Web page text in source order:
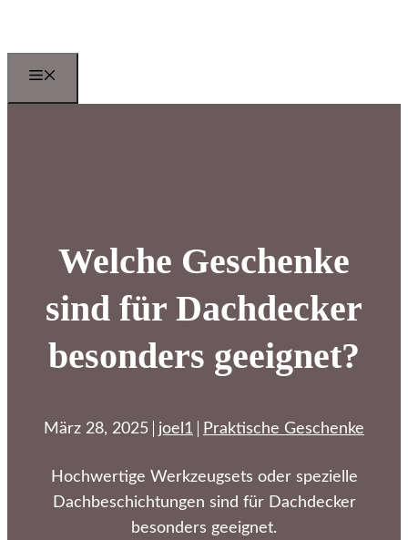
springen
Welche Geschenke
sind für Dachdecker
besonders geeignet?
März 28, 2025 joel1 Praktische Geschenke
Hochwertige Werkzeugsets oder spezielle
Dachbeschichtungen sind für Dachdecker
besonders geeignet.